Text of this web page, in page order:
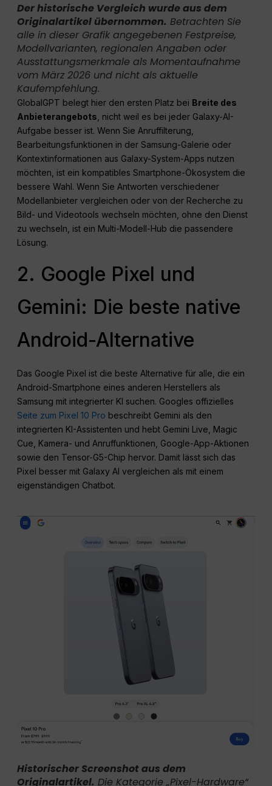
Der historische Vergleich wurde aus dem
Originalartikel übernommen. Betrachten Sie
alle in dieser Grafik angegebenen Festpreise,
Modellvarianten, regionalen Angaben oder
Ausstattungsmerkmale als Momentaufnahme
vom März 2026 und nicht als aktuelle
Kaufempfehlung.
GlobalGPT belegt hier den ersten Platz bei Breite des
Anbieterangebots , nicht weil es bei jeder Galaxy-AI-
Aufgabe besser ist. Wenn Sie Anruffilterung,
Bearbeitungsfunktionen in der Samsung-Galerie oder
Kontextinformationen aus Galaxy-System-Apps nutzen
möchten, ist ein kompatibles Smartphone-Ökosystem die
bessere Wahl. Wenn Sie Antworten verschiedener
Modellanbieter vergleichen oder von der Recherche zu
Bild- und Videotools wechseln möchten, ohne den Dienst
zu wechseln, ist ein Multi-Modell-Hub die passendere
Lösung.
2. Google Pixel und
Gemini: Die beste native
Android-Alternative
Das Google Pixel ist die beste Alternative für alle, die ein
Android-Smartphone eines anderen Herstellers als
Samsung mit integrierter KI suchen. Googles offizielles
Seite zum Pixel 10 Pro beschreibt Gemini als den
integrierten KI-Assistenten und hebt Gemini Live, Magic
Cue, Kamera- und Anruffunktionen, Google-App-Aktionen
sowie den Tensor-G5-Chip hervor. Damit lässt sich das
Pixel besser mit Galaxy AI vergleichen als mit einem
eigenständigen Chatbot.
Historischer Screenshot aus dem
Originalartikel. Die Kategorie „Pixel-Hardware“